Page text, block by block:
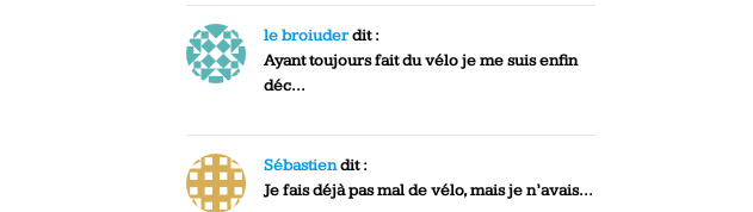
le broiuderdit :
Ayant toujours fait du vélo je me suis enfin
déc...
Sébastiendit :
Je fais déjà pas mal de vélo, mais je n’avais...